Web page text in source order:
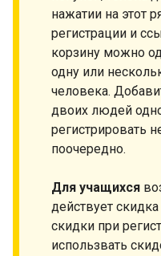
нажатии на этот
регистрации и
корзину можно
одну или
человека.
двоих людей
регистрировать
поочередно.
Для учащихся
действует скидка
скидки при
использвать